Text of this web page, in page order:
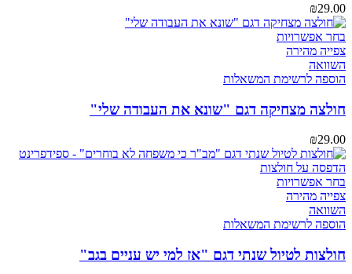
האפשרויות
בעמוד
המוצר
₪29.00
בחר אפשרויות
מספר
ניתן
לבחור
האפשרויות
בעמוד
המוצר
צפייה מהירה
השוואה
הוספה לרשימת המשאלות
חולצה מצחיקה דגם "שונא את העבודה שלי"
₪29.00
בחר אפשרויות
מספר
ניתן
לבחור
צפייה מהירה
השוואה
הוספה לרשימת המשאלות
חולצות לטיול שנתי דגם "אז למי יש עניים בגב"